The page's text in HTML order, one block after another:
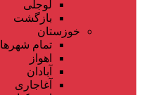
لوجلی
بازگشت
خوزستان
تمام شهر‌ها
اهواز
آبادان
آغاجاری